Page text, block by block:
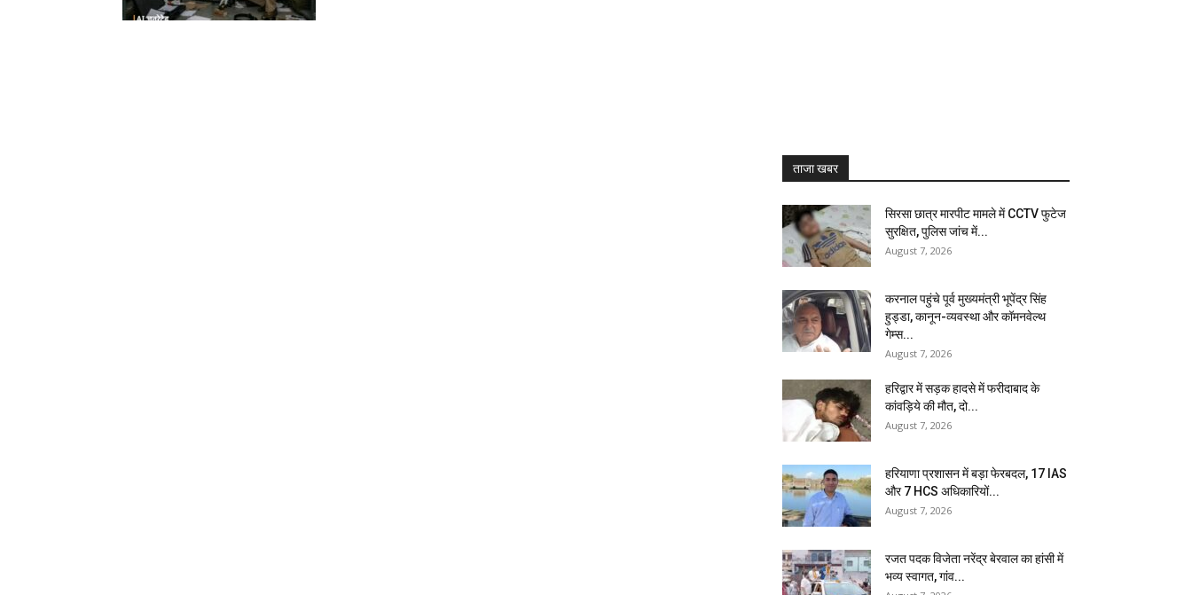
ताजा खबर
सिरसा छात्र मारपीट मामले में CCTV फुटेज
सुरक्षित, पुलिस जांच में...
August 7, 2026
करनाल पहुंचे पूर्व मुख्यमंत्री भूपेंद्र सिंह
हुड्डा, कानून-व्यवस्था और कॉमनवेल्थ
गेम्स...
August 7, 2026
हरिद्वार में सड़क हादसे में फरीदाबाद के
कांवड़िये की मौत, दो...
August 7, 2026
हरियाणा प्रशासन में बड़ा फेरबदल, 17 IAS
और 7 HCS अधिकारियों...
August 7, 2026
रजत पदक विजेता नरेंद्र बेरवाल का हांसी में
भव्य स्वागत, गांव...